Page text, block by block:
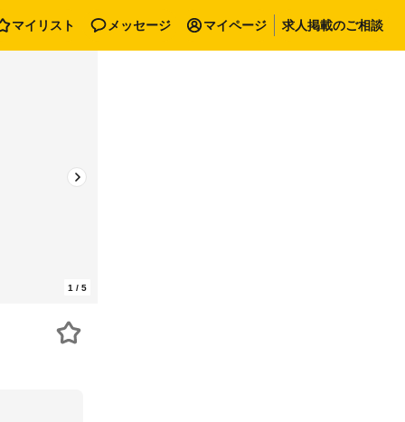
マイリスト メッセージ マイページ 求人掲載のご相談
1 / 5